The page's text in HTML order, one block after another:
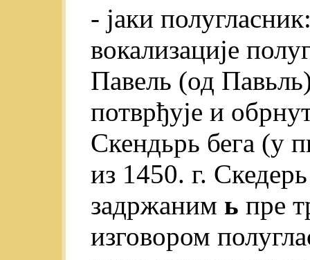
- јаки
вокализације
Павель (од
потврђује и
Скендьрь бега (у
из 1450. г.
задржаним ь пре
изговором